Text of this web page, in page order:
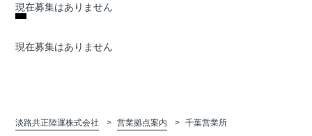
現在募集はありません
現在募集はありません
淡路共正陸運株式会社 営業拠点案内 千葉営業所